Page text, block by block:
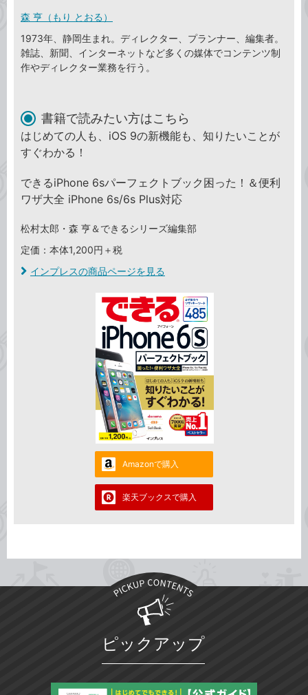
森 亨（もり とおる）
1973年、静岡生まれ。ディレクター、プランナー、編集者。
雑誌、新聞、インターネットなど多くの媒体でコンテンツ制
作やディレクター業務を行う。
書籍で読みたい方はこちら
はじめての人も、iOS 9の新機能も、知りたいことが
すぐわかる！
できるiPhone 6sパーフェクトブック困った！＆便利
ワザ大全 iPhone 6s/6s Plus対応
松村太郎・森 亨＆できるシリーズ編集部
定価：本体1,200円＋税
インプレスの商品ページを見る
Amazonで購入
楽天ブックスで購入
ピックアップ